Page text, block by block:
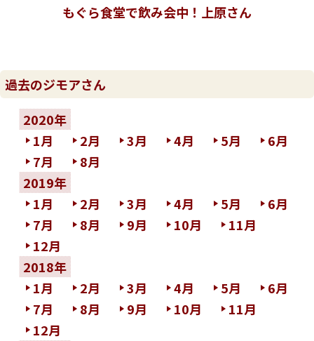
もぐら食堂で飲み会中！上原さん
過去のジモアさん
2020年
1月
2月 3月 4月 5月
6月
7月
8月
2019年
1月
2月 3月 4月 5月
6月
7月
8月 9月 10月
11月
12月
2018年
1月
2月 3月 4月 5月
6月
7月
8月 9月 10月
11月
12月